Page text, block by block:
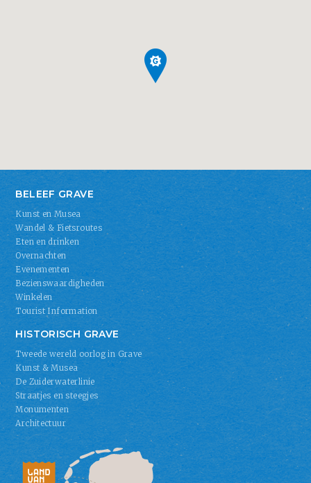
BELEEF GRAVE
Kunst en Musea
Wandel & Fietsroutes
Eten en drinken
Overnachten
Evenementen
Bezienswaardigheden
Winkelen
Tourist Information
HISTORISCH GRAVE
Tweede wereld oorlog in Grave
Kunst & Musea
De Zuiderwaterlinie
Straatjes en steegjes
Monumenten
Architectuur